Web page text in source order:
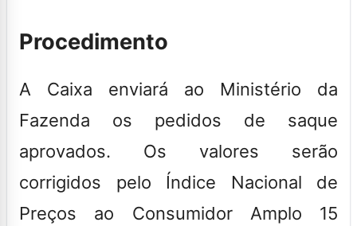
Procedimento
A Caixa enviará ao Ministério da
Fazenda os pedidos de saque
aprovados. Os valores serão
corrigidos pelo Índice Nacional de
Preços ao Consumidor Amplo 15